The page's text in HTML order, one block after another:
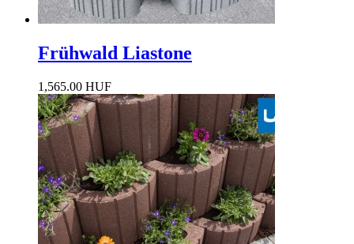
Frühwald Liastone
1,565.00 HUF